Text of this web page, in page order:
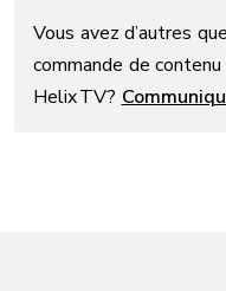
Vous avez d’autres
commande de
Helix TV?